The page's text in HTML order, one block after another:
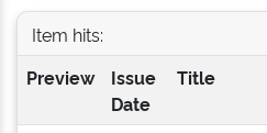
Item hits:
Preview
Issue
Date
Title